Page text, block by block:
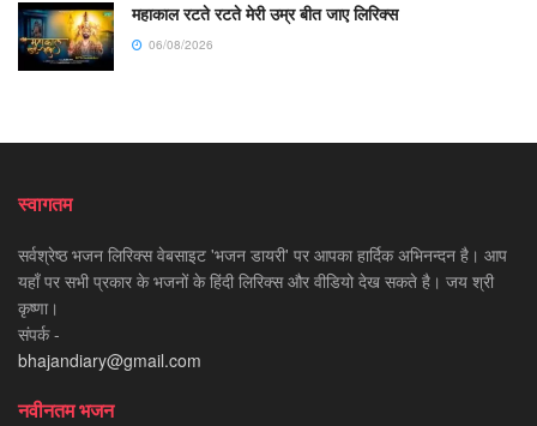
महाकाल रटते रटते मेरी उम्र बीत जाए लिरिक्स
06/08/2026
स्वागतम
सर्वश्रेष्ठ भजन लिरिक्स वेबसाइट 'भजन डायरी' पर आपका हार्दिक अभिनन्दन है। आप
यहाँ पर सभी प्रकार के भजनों के हिंदी लिरिक्स और वीडियो देख सकते है। जय श्री
कृष्णा।
संपर्क -
bhajandiary@gmail.com
नवीनतम भजन